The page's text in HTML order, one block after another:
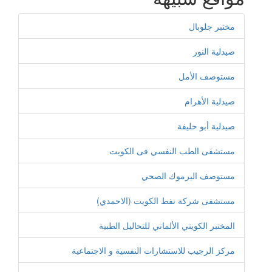
مختبر جلوبال
صيدلية النور
مستوصف الأمل
صيدلية الأهرام
صيدلية أبو حليفة
مستشفى الطب النفسي فى الكويت
مستوصف اليرموك الصحي
مستشفى شركة نفط الكويت (الاحمدي)
المختبر الكويتي الألماني للتحاليل الطبية
مركز الرجيب للاستشارات النفسية و الاجتماعية